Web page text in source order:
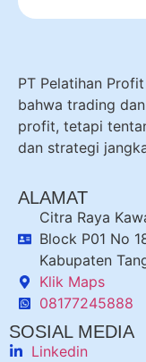
PT Pelatihan
bahwa trading
profit, tetapi
dan strategi
ALAMAT
Citra Raya
Block P01 No
Kabupaten
Klik Maps
08177245888
SOSIAL MEDIA
Linkedin